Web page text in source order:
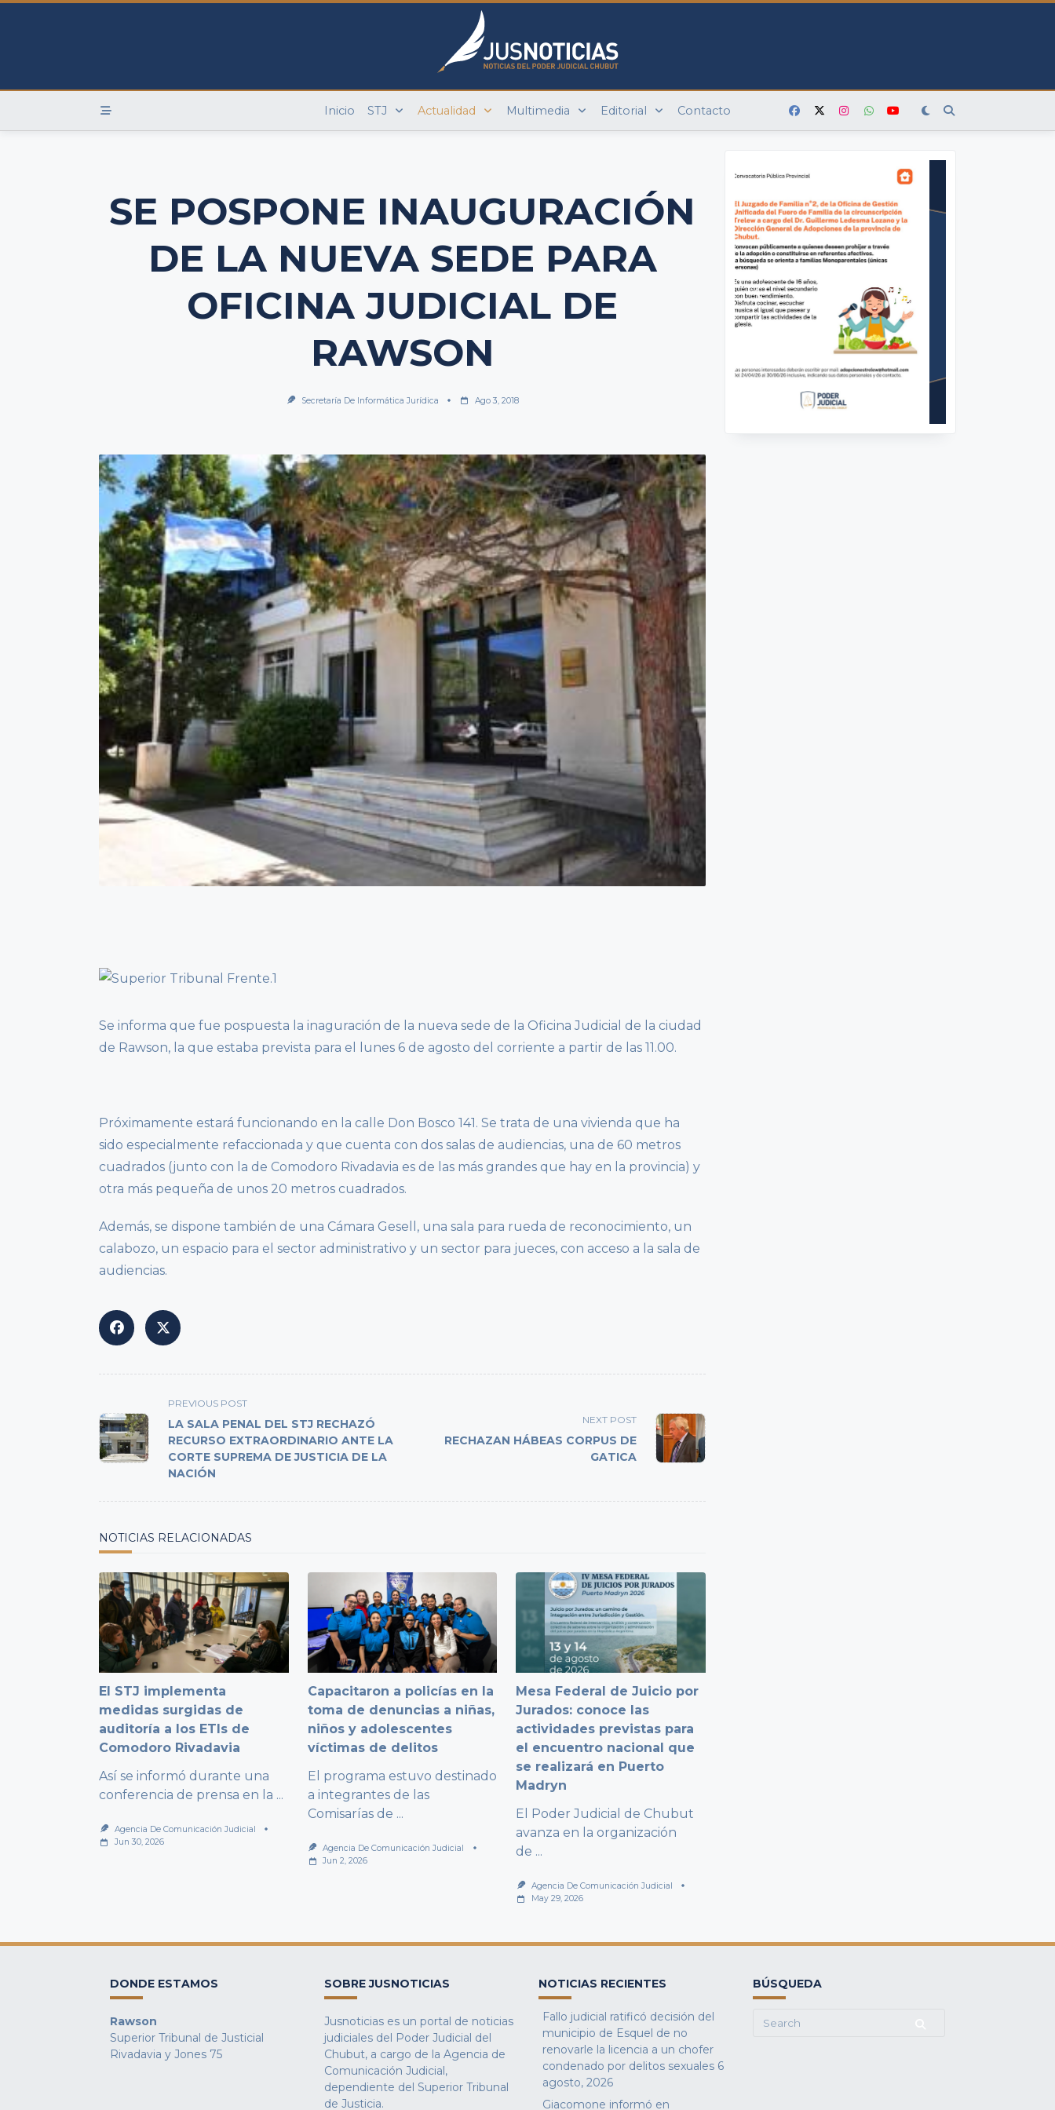
Skip
Inicio STJ Actualidad Multimedia Editorial Contacto
SE POSPONE INAUGURACIÓN
DE LA NUEVA SEDE PARA
OFICINA JUDICIAL DE
RAWSON
Secretaría De Informática Jurídica Ago 3, 2018
Se informa que fue pospuesta la inaguración de la nueva sede de la Oficina Judicial de la ciudad
de Rawson, la que estaba prevista para el lunes 6 de agosto del corriente a partir de las 11.00.
Próximamente estará funcionando en la calle Don Bosco 141. Se trata de una vivienda que ha
sido especialmente refaccionada y que cuenta con dos salas de audiencias, una de 60 metros
cuadrados (junto con la de Comodoro Rivadavia es de las más grandes que hay en la provincia) y
otra más pequeña de unos 20 metros cuadrados.
Además, se dispone también de una Cámara Gesell, una sala para rueda de reconocimiento, un
calabozo, un espacio para el sector administrativo y un sector para jueces, con acceso a la sala de
audiencias.
class="nav-
subtitle
screen-
PREVIOUS POST
LA SALA PENAL DEL STJ RECHAZÓ
RECURSO EXTRAORDINARIO ANTE LA
CORTE SUPREMA DE JUSTICIA DE LA
NACIÓN
NEXT POST
RECHAZAN HÁBEAS CORPUS DE
GATICA
NOTICIAS RELACIONADAS
El STJ implementa
medidas surgidas de
auditoría a los ETIs de
Comodoro Rivadavia
Así se informó durante una
conferencia de prensa en la ...
Agencia De Comunicación Judicial
Jun 30, 2026
Capacitaron a policías en la
toma de denuncias a niñas,
niños y adolescentes
víctimas de delitos
El programa estuvo destinado
a integrantes de las
Comisarías de ...
Agencia De Comunicación Judicial
Jun 2, 2026
Mesa Federal de Juicio por
Jurados: conoce las
actividades previstas para
el encuentro nacional que
se realizará en Puerto
Madryn
El Poder Judicial de Chubut
avanza en la organización
de ...
Agencia De Comunicación Judicial
May 29, 2026
DONDE ESTAMOS
Rawson
Superior Tribunal de Justicial
Rivadavia y Jones 75
SOBRE JUSNOTICIAS
Jusnoticias es un portal de noticias
judiciales del Poder Judicial del
Chubut, a cargo de la Agencia de
Comunicación Judicial,
dependiente del Superior Tribunal
de Justicia.
NOTICIAS RECIENTES
Fallo judicial ratificó decisión del
municipio de Esquel de no
renovarle la licencia a un chofer
condenado por delitos sexuales 6
agosto, 2026
Giacomone informó en
BÚSQUEDA
Search